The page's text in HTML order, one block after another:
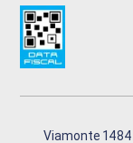
Viamonte